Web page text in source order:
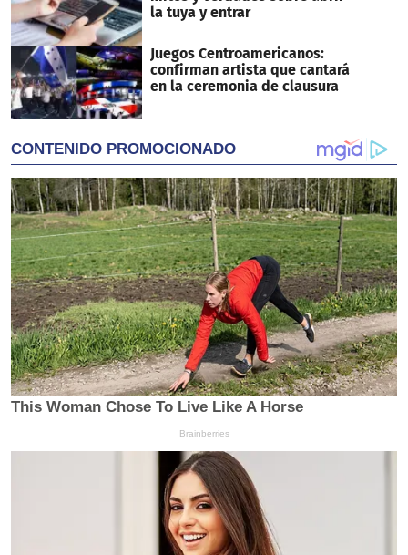
la tuya y entrar
Juegos Centroamericanos:
confirman artista que cantará
en la ceremonia de clausura